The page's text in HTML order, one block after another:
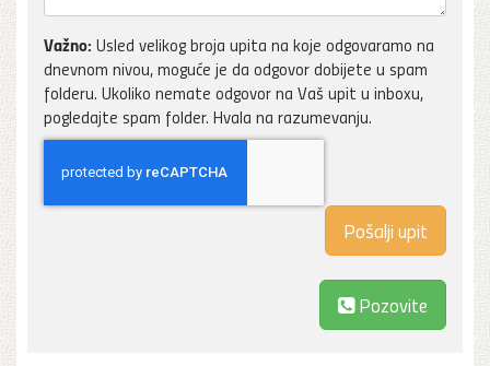
Važno: Usled velikog broja upita na koje odgovaramo na
dnevnom nivou, moguće je da odgovor dobijete u spam
folderu. Ukoliko nemate odgovor na Vaš upit u inboxu,
pogledajte spam folder. Hvala na razumevanju.
Pozovite